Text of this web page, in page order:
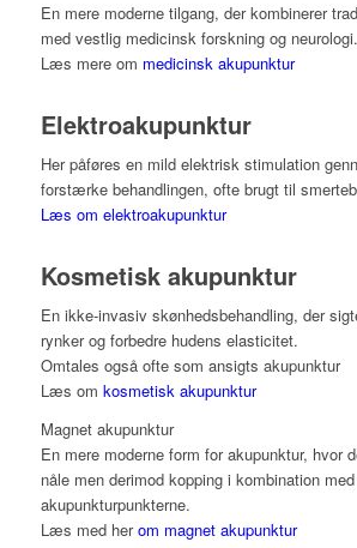
En mere moderne tilgang, der kombinerer
med vestlig medicinsk forskning og neurologi.
Læs mere om medicinsk akupunktur
Elektroakupunktur
Her påføres en mild elektrisk stimulation
forstærke behandlingen, ofte brugt til
Læs om elektroakupunktur
Kosmetisk akupunktur
En ikke-invasiv skønhedsbehandling, der
rynker og forbedre hudens elasticitet.
Omtales også ofte som ansigts akupunktur
Læs om kosmetisk akupunktur
Magnet akupunktur
En mere moderne form for akupunktur, hvor
nåle men derimod kopping i kombination
akupunkturpunkterne.
Læs med herom magnet akupunktur